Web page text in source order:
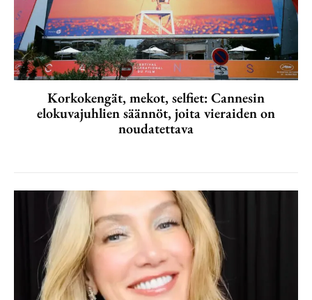
Korkokengät, mekot, selfiet: Cannesin
elokuvajuhlien säännöt, joita vieraiden on
noudatettava